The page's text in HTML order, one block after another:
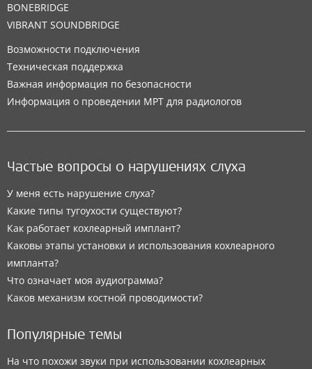
BONEBRIDGE
VIBRANT SOUNDBRIDGE
Возможности подключения
Техническая поддержка
Важная информация по безопасности
Информация о проведении МРТ для радиологов
Частые вопросы о нарушениях слуха
У меня есть нарушение слуха?
Какие типы тугоухости существуют?
Как работает кохлеарный имплант?
Каковы этапы установки и использования кохлеарного
импланта?
Что означает моя аудиограмма?
Каков механизм костной проводимости?
Популярные темы
На что похожи звуки при использовании кохлеарных